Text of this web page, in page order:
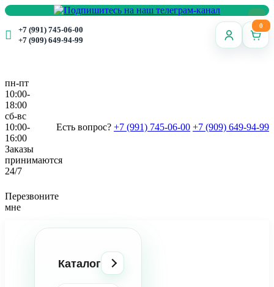
+7 (991) 745-06-00
+7 (909) 649-94-99
0
пн-пт
10:00-
18:00
сб-вс
10:00-
16:00
Заказы
принимаются
24/7
Есть вопрос? +7 (991) 745-06-00 +7 (909) 649-94-99
Перезвоните
мне
Каталог